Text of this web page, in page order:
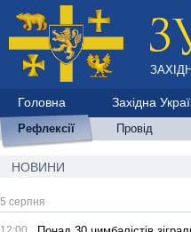
Головна Західна
Рефлексії Провід
НОВИНИ
5 серпня